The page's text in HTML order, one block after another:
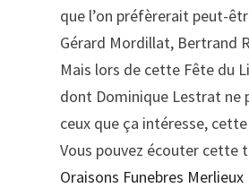
que l’on préfèrerait peut-
Gérard Mordillat, Bertrand
Mais lors de cette Fête du
dont Dominique Lestrat ne
ceux que ça intéresse,
Vous pouvez écouter cette
Oraisons Funebres Merlieux